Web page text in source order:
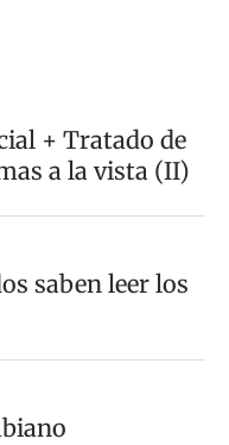
+ Tratado de
a la vista (II)
saben leer los